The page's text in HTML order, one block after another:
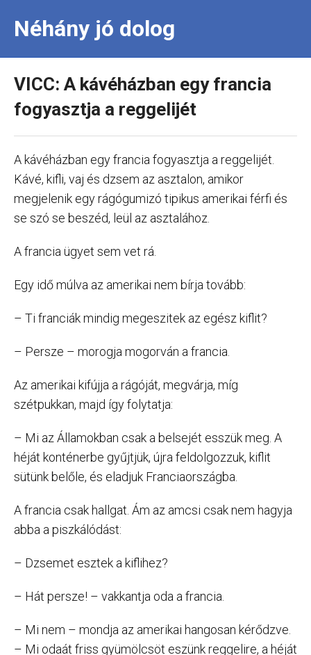
Néhány jó dolog
VICC: A kávéházban egy francia
fogyasztja a reggelijét
A kávéházban egy francia fogyasztja a reggelijét.
Kávé, kifli, vaj és dzsem az asztalon, amikor
megjelenik egy rágógumizó tipikus amerikai férfi és
se szó se beszéd, leül az asztalához.
A francia ügyet sem vet rá.
Egy idő múlva az amerikai nem bírja tovább:
– Ti franciák mindig megeszitek az egész kiflit?
– Persze – morogja mogorván a francia.
Az amerikai kifújja a rágóját, megvárja, míg
szétpukkan, majd így folytatja:
– Mi az Államokban csak a belsejét esszük meg. A
héját konténerbe gyűjtjük, újra feldolgozzuk, kiflit
sütünk belőle, és eladjuk Franciaországba.
A francia csak hallgat. Ám az amcsi csak nem hagyja
abba a piszkálódást:
– Dzsemet esztek a kiflihez?
– Hát persze! – vakkantja oda a francia.
– Mi nem – mondja az amerikai hangosan kérődzve.
– Mi odaát friss gyümölcsöt eszünk reggelire, a héját